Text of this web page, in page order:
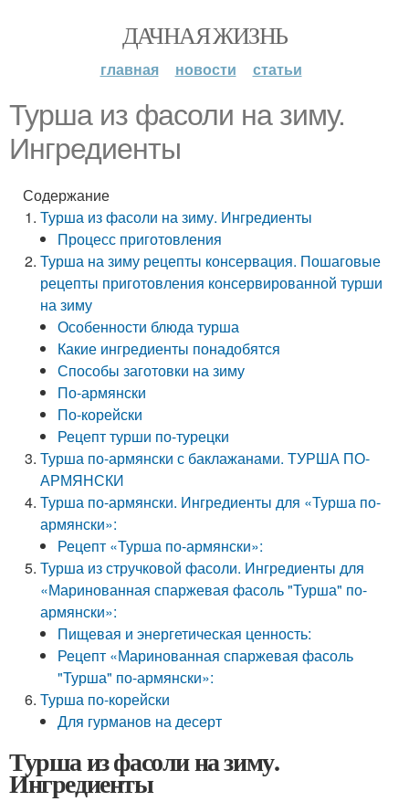
ДАЧНАЯ ЖИЗНЬ
главная новости статьи
Турша из фасоли на зиму.
Ингредиенты
Содержание
Турша из фасоли на зиму. Ингредиенты
Процесс приготовления
Турша на зиму рецепты консервация. Пошаговые
рецепты приготовления консервированной турши
на зиму
Особенности блюда турша
Какие ингредиенты понадобятся
Способы заготовки на зиму
По-армянски
По-корейски
Рецепт турши по-турецки
Турша по-армянски с баклажанами. ТУРША ПО-
АРМЯНСКИ
Турша по-армянски. Ингредиенты для «Турша по-
армянски»:
Рецепт «Турша по-армянски»:
Турша из стручковой фасоли. Ингредиенты для
«Маринованная спаржевая фасоль "Турша" по-
армянски»:
Пищевая и энергетическая ценность:
Рецепт «Маринованная спаржевая фасоль
"Турша" по-армянски»:
Турша по-корейски
Для гурманов на десерт
Турша из фасоли на зиму.
Ингредиенты